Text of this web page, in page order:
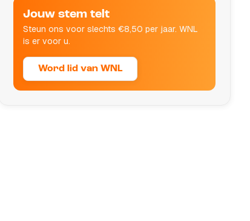
Jouw stem telt
Steun ons voor slechts €8,50 per jaar. WNL
is er voor u.
Word lid van WNL